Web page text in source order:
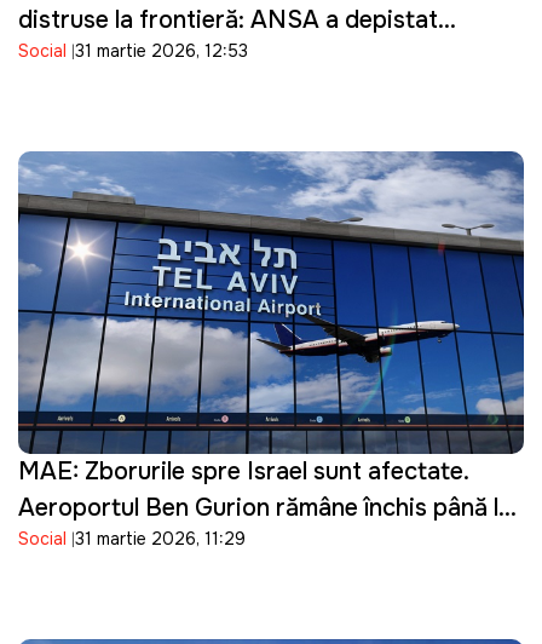
distruse la frontieră: ANSA a depistat
bacterii în produsele importate
Social 31 martie 2026, 12:53
MAE: Zborurile spre Israel sunt afectate.
Aeroportul Ben Gurion rămâne închis până la
16 aprilie
Social 31 martie 2026, 11:29